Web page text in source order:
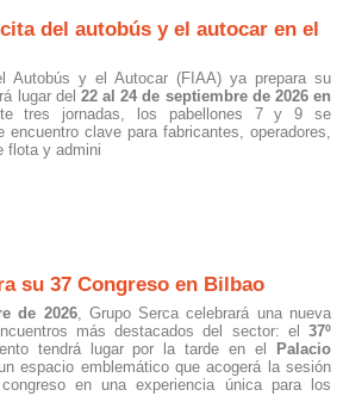
del autobús y el autocar en el
Autobús y el Autocar (FIAA) ya prepara su
lugar del 22 al 24 de septiembre de 2026 en
tres jornadas, los pabellones 7 y 9 se
clave para fabricantes, operadores,
flota y admini
su 37 Congreso en Bilbao
de 2026, Grupo Serca celebrará una nueva
más destacados del sector: el 37º
tendrá lugar por la tarde en el
Palacio
espacio emblemático que acogerá la sesión
en una experiencia única para los